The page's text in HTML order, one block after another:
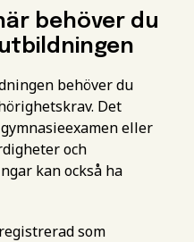
behöver du
behöver du
Det
eller
och
kan också ha
som